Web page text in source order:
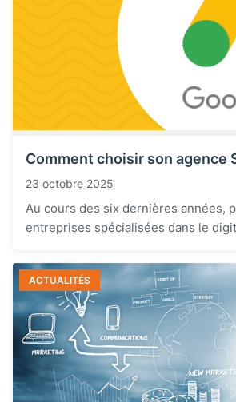
Comment choisir son agence
23 octobre 2025
Au cours des six dernières années,
entreprises spécialisées dans le
ACTUALITÉS